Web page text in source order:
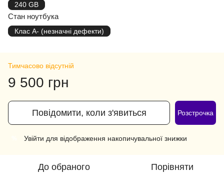
240 GB
Стан ноутбука
Клас A- (незначні дефекти)
Тимчасово відсутній
9 500 грн
Повідомити, коли з'явиться Розстрочка
Увійти для відображення накопичувальної знижки
До обраного Порівняти